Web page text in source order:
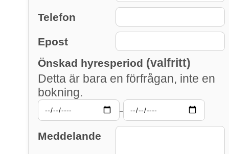
Telefon
Epost
Önskad hyresperiod (valfritt)
Detta är bara en förfrågan, inte en
bokning.
–
Meddelande